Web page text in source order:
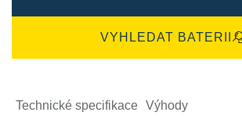
VYHLEDAT BATERII
Technické specifikace Výhody